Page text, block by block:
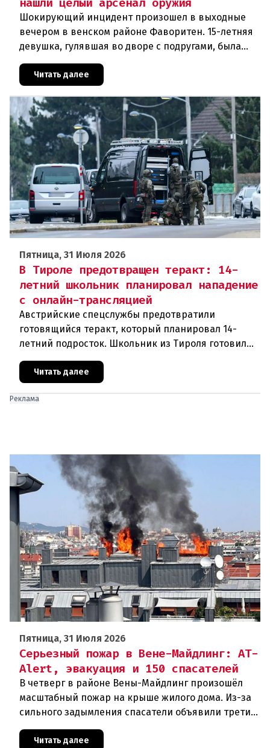
Шокирующий инцидент произошел в выходные
вечером в венском районе Фаворитен. 15-летняя
девушка, гулявшая во дворе с подругами, была
ранена выстрелом из пневматического оружия.
Полиция задержала двух п
Читать далее
Пятница, 31 Июля 2026
В Тироле предотвращен теракт: 14-
летний школьник планировал нападение
с онлайн-трансляцией
Австрийские спецслужбы предотвратили
готовящийся теракт, который планировал 14-
летний подросток. Школьник из Тироля готовил
нападение на религиозные учреждения и
намеревался транслировать свои действи
Читать далее
Реклама
Пятница, 31 Июля 2026
Серьезный пожар в Вене-Майдлинг: AT-
Alert, эвакуация и 150 спасателей
В четверг в районе Вены-Майдлинг произошёл
масштабный пожар на крыше жилого дома. Из-за
сильного задымления спасатели объявили третий
уровень тревоги и задействовали 36 единиц
техники. Огонь удалось п
Читать далее